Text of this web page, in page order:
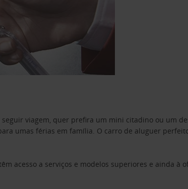
viagem, quer prefira um mini citadino ou um
umas férias em família. O carro de aluguer
acesso a serviços e modelos superiores e ainda à